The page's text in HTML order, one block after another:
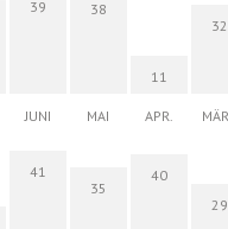
39
JUNI
38
MAI
11
APR.
32
41
35
40
29